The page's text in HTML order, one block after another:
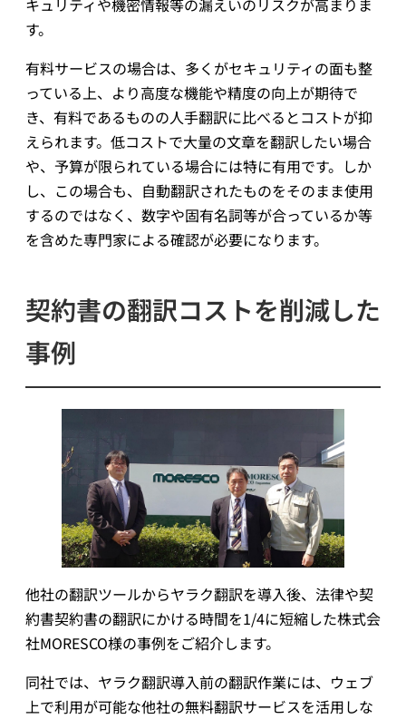
す。
有料サービスの場合は、多くがセキュリティの面も整
っている上、より高度な機能や精度の向上が期待で
き、有料であるものの人手翻訳に比べるとコストが抑
えられます。低コストで大量の文章を翻訳したい場合
や、予算が限られている場合には特に有用です。しか
し、この場合も、自動翻訳されたものをそのまま使用
するのではなく、数字や固有名詞等が合っているか等
を含めた専門家による確認が必要になります。
契約書の翻訳コストを削減した
事例
他社の翻訳ツールからヤラク翻訳を導入後、法律や契
約書契約書の翻訳にかける時間を1/4に短縮した株式会
社MORESCO様の事例をご紹介します。
同社では、ヤラク翻訳導入前の翻訳作業には、ウェブ
上で利用が可能な他社の無料翻訳サービスを活用しな